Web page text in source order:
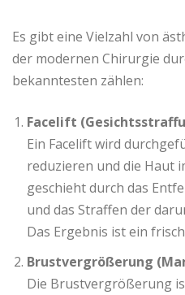
Es gibt eine Vielzahl von
der modernen Chirurgie
bekanntesten zählen:
Facelift
Ein Facelift wird
reduzieren und die Haut
geschieht durch das
und das Straffen der
Das Ergebnis ist ein
Brustvergrößerung
Die Brustvergrößerung